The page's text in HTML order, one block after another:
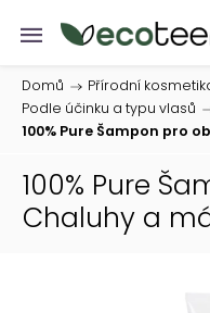
Domů / Přírodní
Podle účinku a typu vlasů /
100% Pure Šampon pro
100% Pure
Chaluhy a